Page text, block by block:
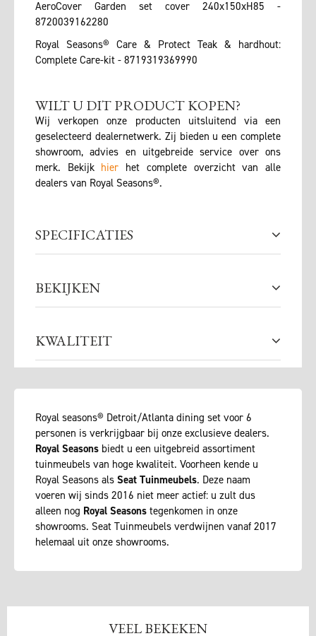
AeroCover Garden set cover 240x150xH85 -
8720039162280
Royal Seasons® Care & Protect Teak & hardhout:
Complete Care-kit - 8719319369990
WILT U DIT PRODUCT KOPEN?
Wij verkopen onze producten uitsluitend via een
geselecteerd dealernetwerk. Zij bieden u een complete
showroom, advies en uitgebreide service over ons
merk. Bekijk hier het complete overzicht van alle
dealers van Royal Seasons®.
SPECIFICATIES
BEKIJKEN
KWALITEIT
Royal seasons® Detroit/Atlanta dining set voor 6
personen is verkrijgbaar bij onze exclusieve dealers.
Royal Seasons biedt u een uitgebreid assortiment
tuinmeubels van hoge kwaliteit. Voorheen kende u
Royal Seasons als Seat Tuinmeubels. Deze naam
voeren wij sinds 2016 niet meer actief: u zult dus
alleen nog Royal Seasons tegenkomen in onze
showrooms. Seat Tuinmeubels verdwijnen vanaf 2017
helemaal uit onze showrooms.
VEEL BEKEKEN